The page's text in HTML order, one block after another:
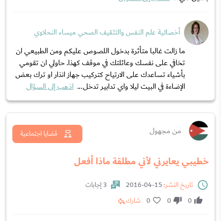
أخصائية علم النفس والتثقيف الصحي ميساء النحلاوي
ما زالت غالبا متأثرة بدخول اللصوص عليكم ومن الطبيعي ان
تخافي على نفسك وعائلتك في موقف كهذا. حاولي ان تقومي
بأشياء تساعدك على الارتياح كتركيب جهاز انذار او ترك بعض
الإضاءة في البيت ليلا واي تدابير تدخل... اذهب إلى السؤال
من مجهول
خطيبي يعايرني لأني مطلقة ماذا أفعل
قضايا اجتماعية
تاريخ النشر:
3 إجابات
0
0
0 شارك